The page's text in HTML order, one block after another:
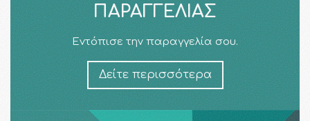
ΠΑΡΑΓΓΕΛΊΑΣ
Εντόπισε την παραγγελία σου.
Δείτε περισσότερα